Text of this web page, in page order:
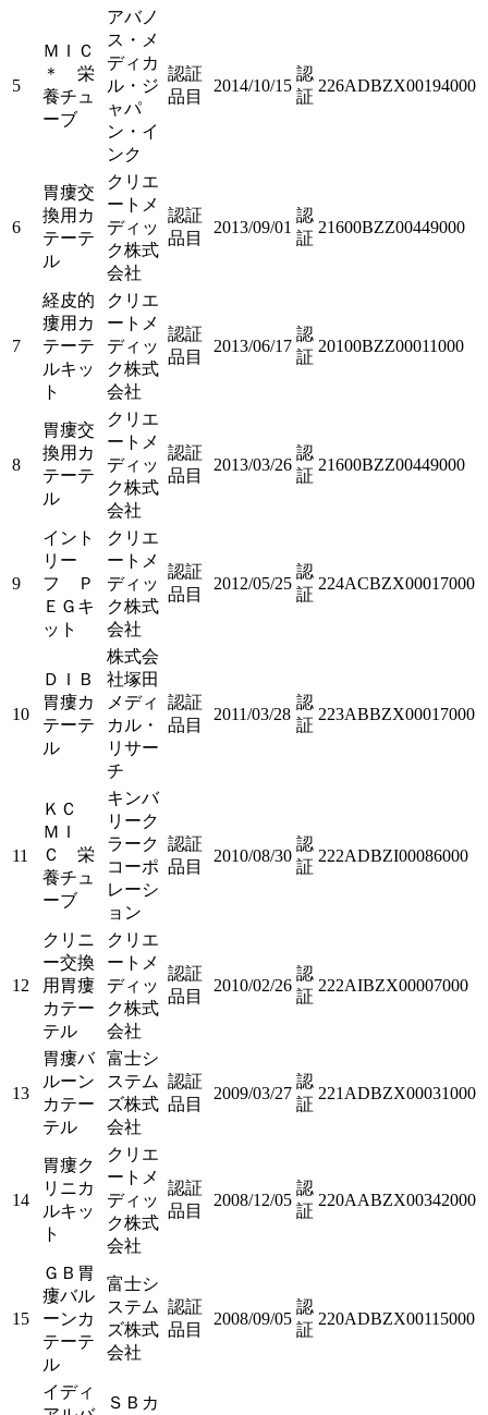
5
ＭＩＣ
＊ 栄
養チュ
ーブ
アバノ
ス・メ
ディカ
ル・ジ
ャパ
ン・イ
ンク
認証
品目
2014/10/15
認
証
226ADBZX00194000
6
胃瘻交
換用カ
テーテ
ル
クリエ
ートメ
ディッ
ク株式
会社
認証
品目
2013/09/01
認
証
21600BZZ00449000
7
経皮的
瘻用カ
テーテ
ルキッ
ト
クリエ
ートメ
ディッ
ク株式
会社
認証
品目
2013/06/17
認
証
20100BZZ00011000
8
胃瘻交
換用カ
テーテ
ル
クリエ
ートメ
ディッ
ク株式
会社
認証
品目
2013/03/26
認
証
21600BZZ00449000
9
イント
リー
フ Ｐ
ＥＧキ
ット
クリエ
ートメ
ディッ
ク株式
会社
認証
品目
2012/05/25
認
証
224ACBZX00017000
10
ＤＩＢ
胃瘻カ
テーテ
ル
株式会
社塚田
メディ
カル・
リサー
チ
認証
品目
2011/03/28
認
証
223ABBZX00017000
11
ＫＣ
ＭＩ
Ｃ 栄
養チュ
ーブ
キンバ
リーク
ラーク
コーポ
レーシ
ョン
認証
品目
2010/08/30
認
証
222ADBZI00086000
12
クリニ
ー交換
用胃瘻
カテー
テル
クリエ
ートメ
ディッ
ク株式
会社
認証
品目
2010/02/26
認
証
222AIBZX00007000
13
胃瘻バ
ルーン
カテー
テル
富士シ
ステム
ズ株式
会社
認証
品目
2009/03/27
認
証
221ADBZX00031000
14
胃瘻ク
リニカ
ルキッ
ト
クリエ
ートメ
ディッ
ク株式
会社
認証
品目
2008/12/05
認
証
220AABZX00342000
15
ＧＢ胃
瘻バル
ーンカ
テーテ
ル
富士シ
ステム
ズ株式
会社
認証
品目
2008/09/05
認
証
220ADBZX00115000
イディ
ＳＢカ